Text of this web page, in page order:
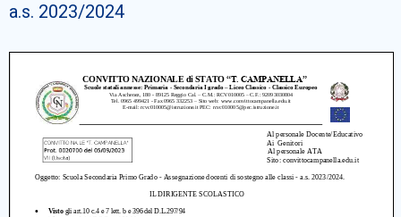
a.s. 2023/2024